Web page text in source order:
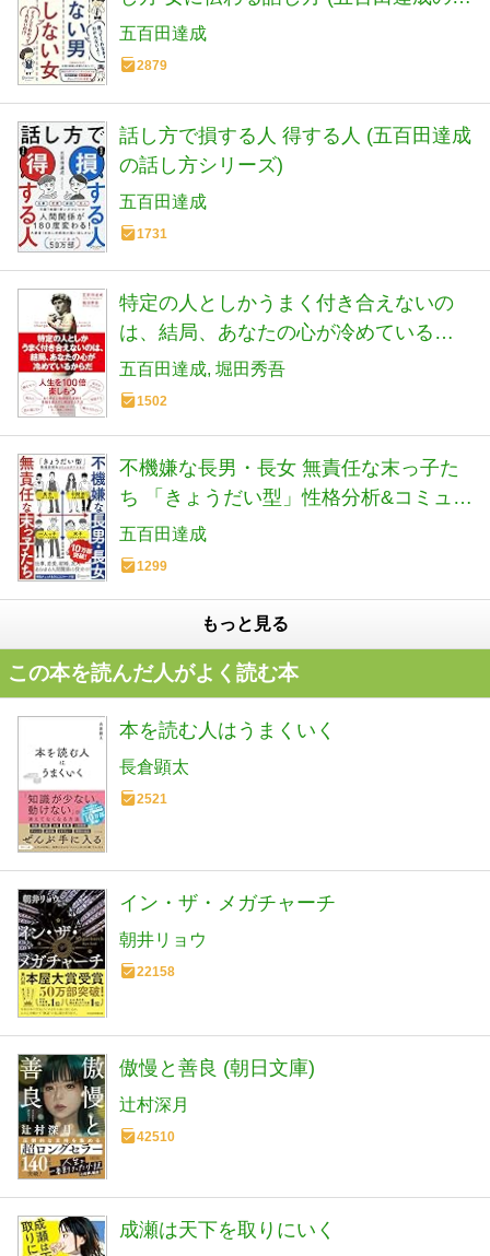
し方シリーズ)
五百田達成
2879
話し方で損する人 得する人 (五百田達成
の話し方シリーズ)
五百田達成
1731
特定の人としかうまく付き合えないの
は、結局、あなたの心が冷めているか
らだ
五百田達成 堀田秀吾
1502
不機嫌な長男・長女 無責任な末っ子た
ち 「きょうだい型」性格分析&コミュニ
ケーション (五百田達成の話し方シリー
ズ)
五百田達成
1299
もっと見る
この本を読んだ人がよく読む本
本を読む人はうまくいく
長倉顕太
2521
イン・ザ・メガチャーチ
朝井リョウ
22158
傲慢と善良 (朝日文庫)
辻村深月
42510
成瀬は天下を取りにいく